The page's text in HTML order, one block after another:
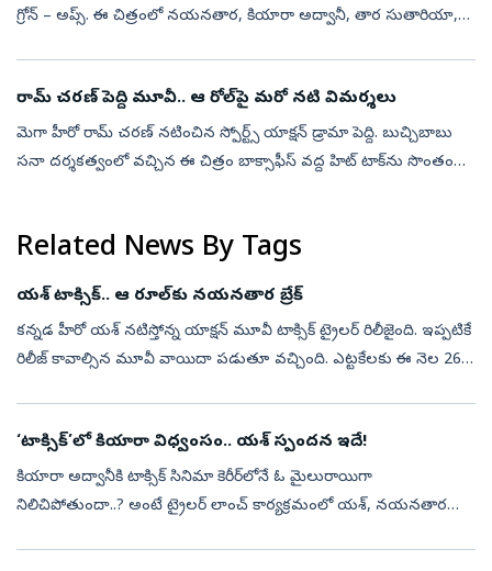
గ్రోన్‌ – అప్స్‌. ఈ చిత్రంలో నయనతార, కియారా అద్వానీ, తార సుతారియా,
రామ్ చరణ్ పెద్ది మూవీ.. ఆ రోల్‌పై మరో నటి విమర్శలు
మెగా హీరో రామ్ చరణ్‌ నటించిన స్పోర్ట్స్ యాక్షన్ డ్రామా పెద్ది. బుచ్చిబాబు
సనా దర్శకత్వంలో వచ్చిన ఈ చిత్రం బాక్సాఫీస్ వద్ద హిట్ టాక్‌ను సొంతం
Related News By Tags
యశ్ టాక్సిక్.. ఆ రూల్‌కు నయనతార బ్రేక్
కన్నడ హీరో యశ్ నటిస్తోన్న యాక్షన్‌ మూవీ టాక్సిక్ ట్రైలర్ రిలీజైంది. ఇప్పటికే
రిలీజ్ కావాల్సిన మూవీ వాయిదా పడుతూ వచ్చింది. ఎట్టకేలకు ఈ నెల 26న
‘టాక్సిక్‌’లో కియారా విధ్వంసం.. యశ్‌ స్పందన ఇదే!
కియారా అద్వానీకి టాక్సిక్‌ సినిమా కెరీర్‌లోనే ఓ మైలురాయిగా
నిలిచిపోతుందా..? అంటే ట్రైలర్‌ లాంచ్‌ కార్యక్రమంలో యశ్‌, నయనతార